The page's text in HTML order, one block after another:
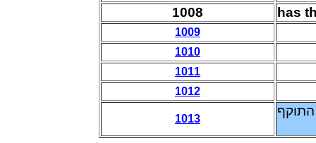
has
1008
1009
1010
1011
1012
1013